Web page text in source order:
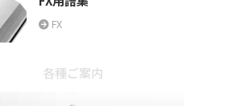
FX
各種ご案内